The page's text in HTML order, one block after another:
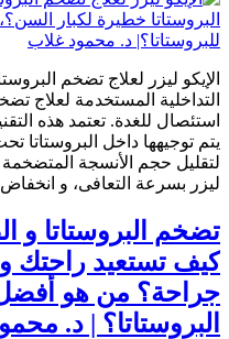
الإيكو ليزر لعلاج تضخم
التداخلية المستخدمة لعلاج
استئصال للغدة. تعتمد هذه
يتم توجيهها داخل البروستاتا
لتقليل حجم الأنسجة المتضخمة
ليزر بسرعة التعافى، و
كيف تستعيد راحتك
جراحة؟ من هو أفضل
البروستاتا؟ | د.